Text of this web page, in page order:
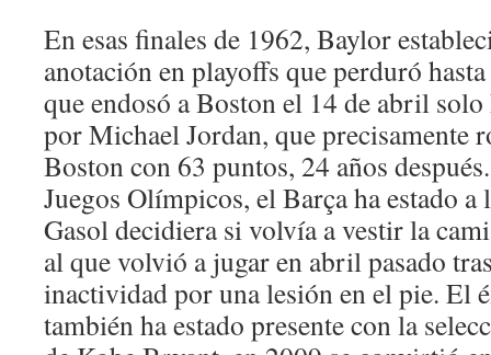
En esas finales de 1962, Baylor
anotación en playoffs que perduró
que endosó a Boston el 14 de abril
por Michael Jordan, que precisamente
Boston con 63 puntos, 24 años
Juegos Olímpicos, el Barça ha estado a
Gasol decidiera si volvía a vestir la
al que volvió a jugar en abril pasado
inactividad por una lesión en el pie. El
también ha estado presente con la